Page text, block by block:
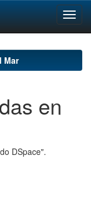
Mar
en
DSpace".